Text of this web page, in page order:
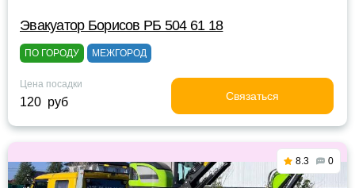
Эвакуатор Борисов РБ 504 61 18
ПО ГОРОДУ МЕЖГОРОД
Цена посадки
120 руб Связаться
8.3 0